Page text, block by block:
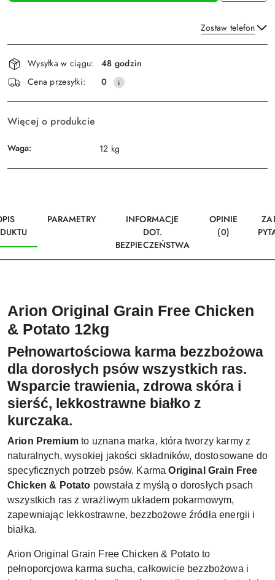
Zostaw telefon
Wyślij
Dostępność
i
dostawa
Wysyłka w ciągu:
48 godzin
Cena przesyłki:
0
Więcej o produkcie
Waga: 12 kg
PARAMETRY
INFORMACJE
DOT.
BEZPIECZEŃSTWA
OPINIE
(0)
Arion Original Grain Free Chicken
& Potato 12kg
Pełnowartościowa karma bezzbożowa
dla dorosłych psów wszystkich ras.
Wsparcie trawienia, zdrowa skóra i
sierść, lekkostrawne białko z
kurczaka.
Arion Premium to uznana marka, która tworzy karmy z
naturalnych, wysokiej jakości składników, dostosowane do
specyficznych potrzeb psów. KarmaOriginal Grain Free
Chicken & Potato powstała z myślą o dorosłych psach
wszystkich ras z wrażliwym układem pokarmowym,
zapewniając lekkostrawne, bezzbożowe źródła energii i
białka.
Arion Original Grain Free Chicken & Potato to
pełnoporcjowa karma sucha, całkowicie bezzbożowa i